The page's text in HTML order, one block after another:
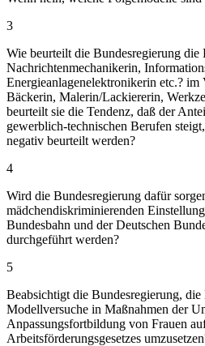
3
Wie beurteilt die Bundesregierung die
Nachrichtenmechanikerin,
Energieanlagenelektronikerin etc.? im
Bäckerin, Malerin/Lackiererin,
beurteilt sie die Tendenz, daß der
gewerblich-technischen Berufen
negativ beurteilt werden?
4
Wird die Bundesregierung dafür
mädchendiskriminierenden
Bundesbahn und der Deutschen
durchgeführt werden?
5
Beabsichtigt die Bundesregierung, die
Modellversuche in Maßnahmen der
Anpassungsfortbildung von Frauen
Arbeitsförderungsgesetzes